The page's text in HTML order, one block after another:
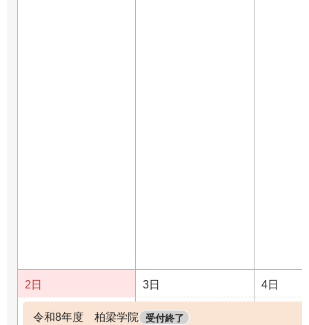
2日 3日 4日
令和8年度 柏梁学院 受付終了